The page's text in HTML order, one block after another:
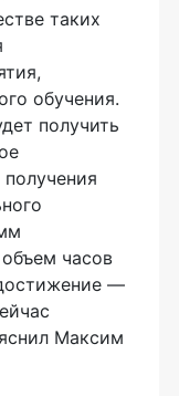
таких
обучения.
получить
часов
—
Максим